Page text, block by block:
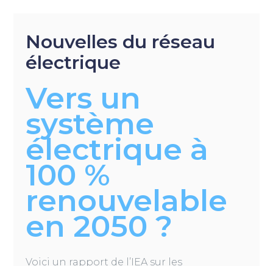
Nouvelles du réseau
électrique
Vers un
système
électrique à
100 %
renouvelable
en 2050 ?
Voici un rapport de l’IEA sur les